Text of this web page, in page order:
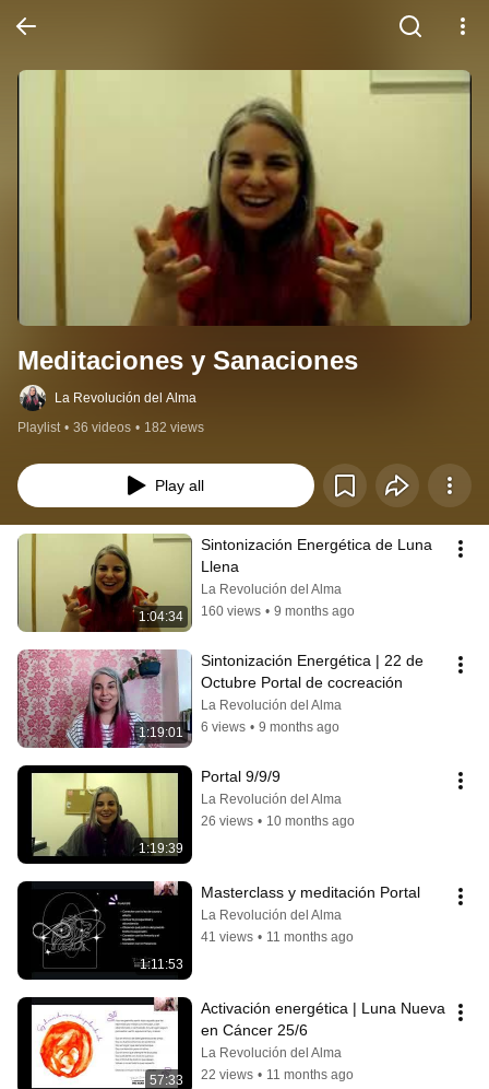
Meditaciones y Sanaciones
La Revolución del Alma
Playlist • 36 videos • 182 views
Play all
1:04:34
Sintonización Energética de Luna
Llena
La Revolución del Alma
160 views • 9 months ago
1:19:01
Sintonización Energética | 22 de
Octubre Portal de cocreación
La Revolución del Alma
6 views • 9 months ago
1:19:39
Portal 9/9/9
La Revolución del Alma
26 views • 10 months ago
1:11:53
La Revolución del Alma
41 views • 11 months ago
57:33
Activación energética | Luna Nueva
en Cáncer 25/6
La Revolución del Alma
22 views • 11 months ago